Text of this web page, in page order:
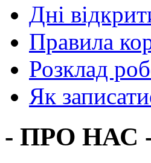
Дні
Правила
Розклад
Як
- ПРО НАС